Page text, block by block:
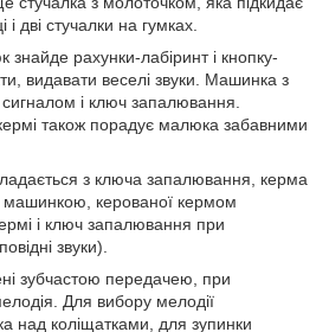
і дві стучалки на гумках.
знайде рахунки-лабіринт і кнопку-
видавати веселі звуки. Машинка з
і ключ запалювання.
також порадує малюка забавними
з ключа запалювання, керма
машинкою, керованої кермом
і ключ запалювання при
звуки).
зубчастою передачею, при
Для вибору мелодії
над коліщатками, для зупинки